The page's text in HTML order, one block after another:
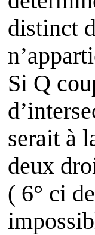
distinct
Si Q
serait à
deux
( 6° ci